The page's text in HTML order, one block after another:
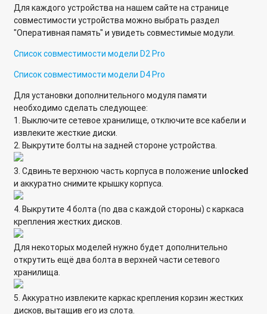
Для каждого устройства на нашем сайте на странице
совместимости устройства можно выбрать раздел
"Оперативная память" и увидеть совместимые модули.
Список совместимости модели D2 Pro
Список совместимости модели D4 Pro
Для установки дополнительного модуля памяти
необходимо сделать следующее:
1. Выключите сетевое хранилище, отключите все кабели и
извлеките жесткие диски.
2. Выкрутите болты на задней стороне устройства.
3. Сдвиньте верхнюю часть корпуса в положение unlocked
и аккуратно снимите крышку корпуса.
4. Выкрутите 4 болта (по два с каждой стороны) с каркаса
крепления жестких дисков.
Для некоторых моделей нужно будет дополнительно
открутить ещё два болта в верхней части сетевого
хранилища.
5. Аккуратно извлеките каркас крепления корзин жестких
дисков, вытащив его из слота.